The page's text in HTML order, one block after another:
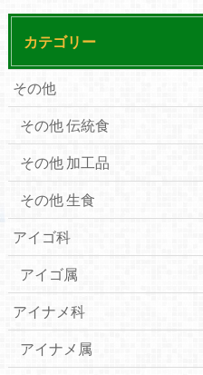
カテゴリー
その他
その他 伝統食
その他 加工品
その他 生食
アイゴ科
アイゴ属
アイナメ科
アイナメ属